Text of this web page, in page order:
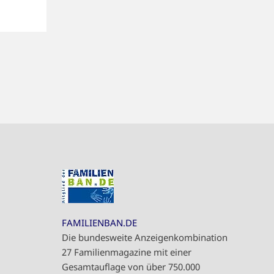
FAMILIENBAN.DE
Die bundesweite Anzeigenkombination
27 Familienmagazine mit einer
Gesamtauflage von über 750.000